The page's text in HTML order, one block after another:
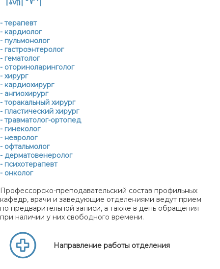
- терапевт
- кардиолог
- пульмонолог
- гастроэнтеролог
- гематолог
- оториноларинголог
- хирург
- кардиохирург
- ангиохирург
- торакальный хирург
- пластический хирург
- травматолог-ортопед
- гинеколог
- невролог
- офтальмолог
- дерматовенеролог
- психотерапевт
- онколог
Профессорско-преподавательский состав профильных
кафедр, врачи и заведующие отделениями ведут прием
по предварительной записи, а также в день обращения
при наличии у них свободного времени.
Направление работы отделения